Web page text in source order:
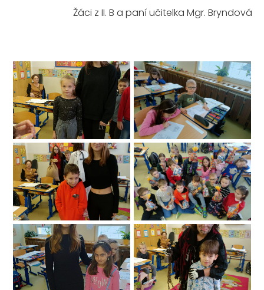
Žáci z II. B a paní učitelka Mgr. Bryndová